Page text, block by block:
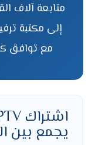
متابعة آلاف
إلى مكتبة
مع توافق
يجمع بين